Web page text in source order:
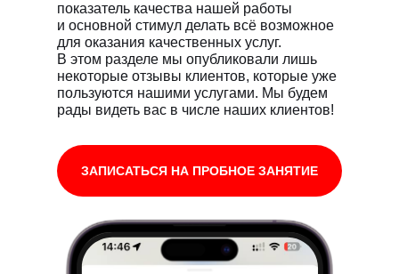
показатель качества нашей работы
и основной стимул делать всё возможное
для оказания качественных услуг.
В этом разделе мы опубликовали лишь
некоторые отзывы клиентов, которые уже
пользуются нашими услугами. Мы будем
рады видеть вас в числе наших клиентов!
ЗАПИСАТЬСЯ НА ПРОБНОЕ ЗАНЯТИЕ